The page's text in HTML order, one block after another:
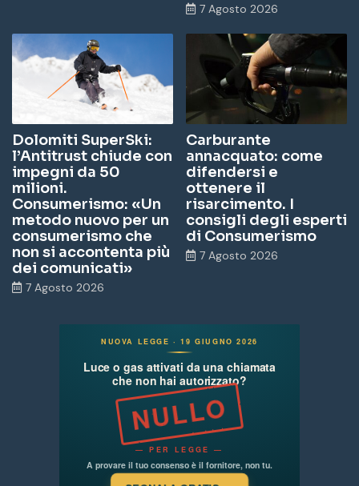
7 Agosto 2026
Dolomiti SuperSki:
l’Antitrust chiude con
impegni da 50
milioni.
Consumerismo: «Un
metodo nuovo per un
consumerismo che
non si accontenta più
dei comunicati»
7 Agosto 2026
Carburante
annacquato: come
difendersi e
ottenere il
risarcimento. I
consigli degli esperti
di Consumerismo
7 Agosto 2026